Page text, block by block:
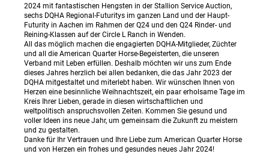
2024 mit fantastischen Hengsten in der Stallion Service Auction,
sechs DQHA Regional-Futuritys im ganzen Land und der Haupt-
Futurity in Aachen im Rahmen der Q24 und den Q24 Rinder- und
Reining-Klassen auf der Circle L Ranch in Wenden.
All das möglich machen die engagierten DQHA-Mitglieder, Züchter
und all die American Quarter Horse-Begeisterten, die unseren
Verband mit Leben erfüllen. Deshalb möchten wir uns zum Ende
dieses Jahres herzlich bei allen bedanken, die das Jahr 2023 der
DQHA mitgestaltet und miterlebt haben. Wir wünschen Ihnen von
Herzen eine besinnliche Weihnachtszeit, ein paar erholsame Tage im
Kreis Ihrer Lieben, gerade in diesen wirtschaftlichen und
weltpolitisch anspruchsvollen Zeiten. Kommen Sie gesund und
voller Ideen ins neue Jahr, um gemeinsam die Zukunft zu meistern
und zu gestalten.
Danke für Ihr Vertrauen und Ihre Liebe zum American Quarter Horse
und von Herzen ein frohes und gesundes neues Jahr 2024!